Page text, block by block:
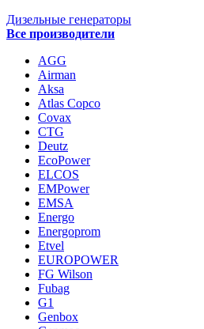
Дизельные генераторы
Все производители
AGG
Airman
Aksa
Atlas Copco
Covax
CTG
Deutz
EcoPower
ELCOS
EMPower
EMSA
Energo
Energoprom
Etvel
EUROPOWER
FG Wilson
Fubag
G1
Genbox